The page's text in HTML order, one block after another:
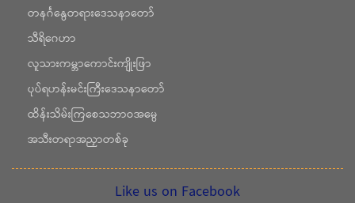
တနင်္ဂနွေတရားဒေသနာတော်
သီရိဂေဟာ
လူသားကမ္ဘာကောင်းကျိုးဖြာ
ပုပ်ရဟန်းမင်းကြီးဒေသနာတော်
ထိန်းသိမ်းကြစေသဘာဝအမွေ
အသီးတရာအညှာတစ်ခု
Like us on Facebook